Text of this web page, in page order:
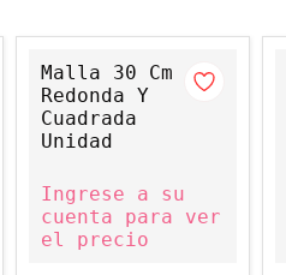
Malla 30 Cm
Redonda Y
Cuadrada
Unidad
Ingrese a su
cuenta para ver
el precio